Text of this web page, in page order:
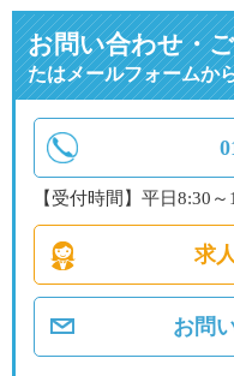
お問い合わせ・
たはメールフォームか
【受付時間】平日8:30～
求
お問